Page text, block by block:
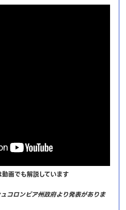
画でも解説しています
コロンビア州政府より発表がありま